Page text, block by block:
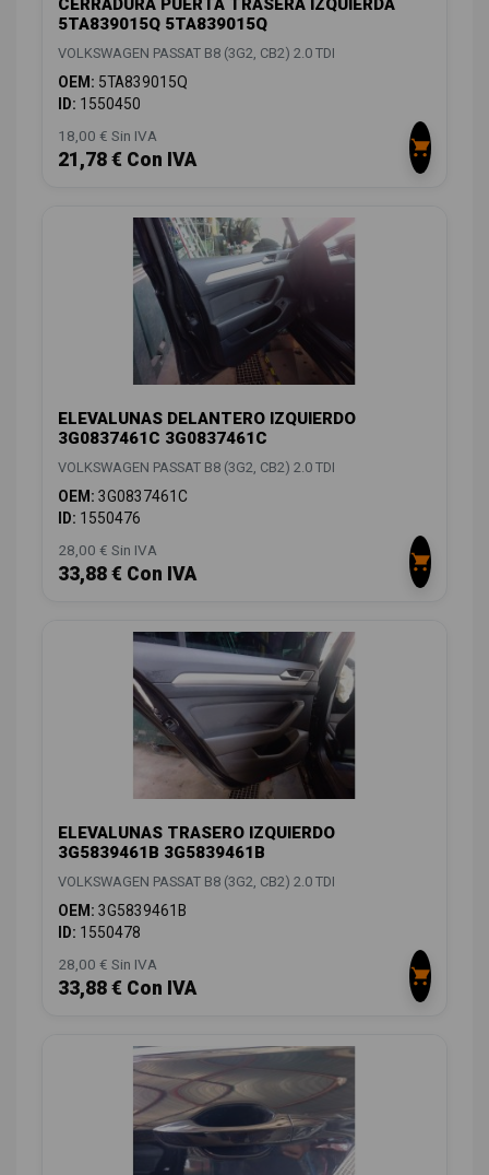
CERRADURA PUERTA TRASERA IZQUIERDA
5TA839015Q 5TA839015Q
VOLKSWAGEN PASSAT B8 (3G2, CB2) 2.0 TDI
OEM: 5TA839015Q
ID: 1550450
18,00 € Sin IVA
21,78 € Con IVA
ELEVALUNAS DELANTERO IZQUIERDO
3G0837461C 3G0837461C
VOLKSWAGEN PASSAT B8 (3G2, CB2) 2.0 TDI
OEM: 3G0837461C
ID: 1550476
28,00 € Sin IVA
33,88 € Con IVA
ELEVALUNAS TRASERO IZQUIERDO
3G5839461B 3G5839461B
VOLKSWAGEN PASSAT B8 (3G2, CB2) 2.0 TDI
OEM: 3G5839461B
ID: 1550478
28,00 € Sin IVA
33,88 € Con IVA